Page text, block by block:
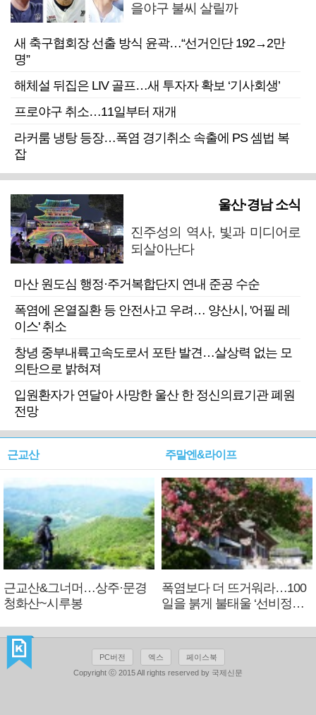
을야구 불씨 살릴까
새 축구협회장 선출 방식 윤곽…“선거인단 192→2만
명”
해체설 뒤집은 LIV 골프…새 투자자 확보 ‘기사회생’
프로야구 취소…11일부터 재개
라커룸 냉탕 등장…폭염 경기취소 속출에 PS 셈법 복
잡
울산·경남 소식
진주성의 역사, 빛과 미디어로
되살아난다
마산 원도심 행정·주거복합단지 연내 준공 수순
폭염에 온열질환 등 안전사고 우려… 양산시, '어필 레
이스' 취소
창녕 중부내륙고속도로서 포탄 발견…살상력 없는 모
의탄으로 밝혀져
입원환자가 연달아 사망한 울산 한 정신의료기관 폐원
전망
근교산
근교산&그너머…상주·문경
청화산~시루봉
주말엔&라이프
폭염보다 더 뜨거워라…100
일을 붉게 불태울 ‘선비정신’
PC버전 엑스
페이스북
Copyright ⓒ 2015 All rights reserved by 국제신문